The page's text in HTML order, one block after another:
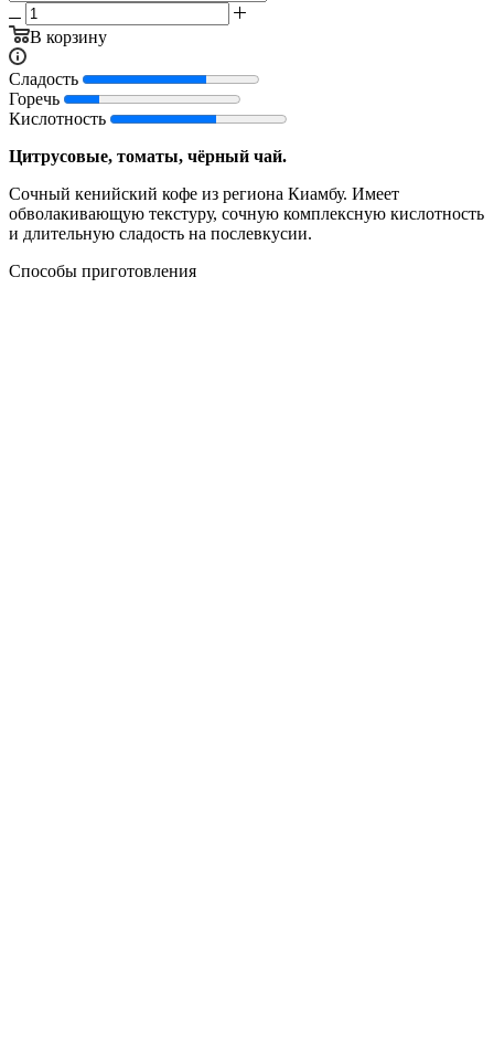
В корзину
Сладость
Горечь
Кислотность
Цитрусовые, томаты, чёрный чай.
Сочный кенийский кофе из региона Киамбу. Имеет
обволакивающую текстуру, сочную комплексную кислотность
и длительную сладость на послевкусии.
Способы приготовления